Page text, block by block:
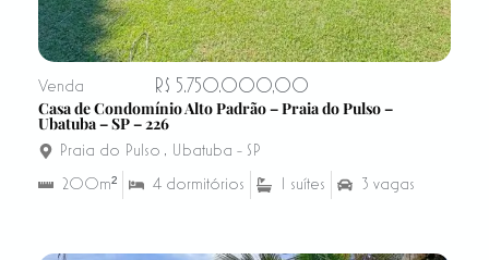
Venda
R$ 5.750.000,00
Casa de Condomínio Alto Padrão – Praia do Pulso –
Ubatuba – SP – 226
Praia do Pulso , Ubatuba - SP
200m²
4 dormitórios 1 suítes 3 vagas